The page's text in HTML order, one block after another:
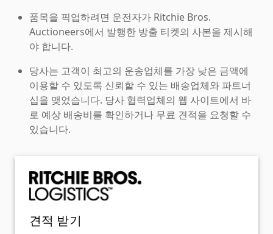
품목을 픽업하려면 운전자가 Ritchie Bros.
Auctioneers에서 발행한 방출 티켓의 사본을 제시해
야 합니다.
당사는 고객이 최고의 운송업체를 가장 낮은 금액에
이용할 수 있도록 신뢰할 수 있는 배송업체와 파트너
십을 맺었습니다. 당사 협력업체의 웹 사이트에서 바
로 예상 배송비를 확인하거나 무료 견적을 요청할 수
있습니다.
견적 받기